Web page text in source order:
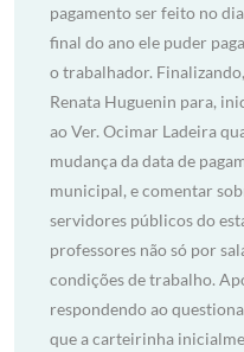
pagamento ser feito no
final do ano ele puder
o trabalhador.
Renata Huguenin para,
ao Ver. Ocimar Ladeira
mudança da data de
municipal, e comentar
servidores públicos do
professores não só por
condições de trabalho.
respondendo ao
que a carteirinha